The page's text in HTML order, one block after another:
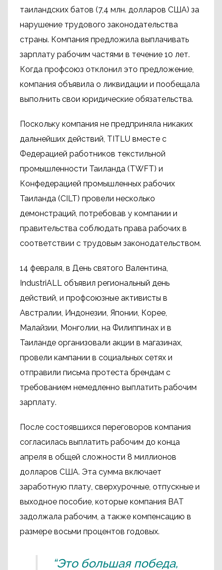
таиландских батов (7,4 млн. долларов США) за
нарушение трудового законодательства
страны. Компания предложила выплачивать
зарплату рабочим частями в течение 10 лет.
Когда профсоюз отклонил это предложение,
компания объявила о ликвидации и пообещала
выполнить свои юридические обязательства.
Поскольку компания не предприняла никаких
дальнейших действий, TITLU вместе с
Федерацией работников текстильной
промышленности Таиланда (TWFT) и
Конфедерацией промышленных рабочих
Таиланда (CILT) провели несколько
демонстраций, потребовав у компании и
правительства соблюдать права рабочих в
соответствии с трудовым законодательством.
14 февраля, в День святого Валентина,
IndustriALL объявил региональный день
действий, и профсоюзные активисты в
Австралии, Индонезии, Японии, Корее,
Малайзии, Монголии, на Филиппинах и в
Таиланде организовали акции в магазинах,
провели кампании в социальных сетях и
отправили письма протеста брендам с
требованием немедленно выплатить рабочим
зарплату.
После состоявшихся переговоров компания
согласилась выплатить рабочим до конца
апреля в общей сложности 8 миллионов
долларов США. Эта сумма включает
заработную плату, сверхурочные, отпускные и
выходное пособие, которые компания BAT
задолжала рабочим, а также компенсацию в
размере восьми процентов годовых.
“Это большая победа,